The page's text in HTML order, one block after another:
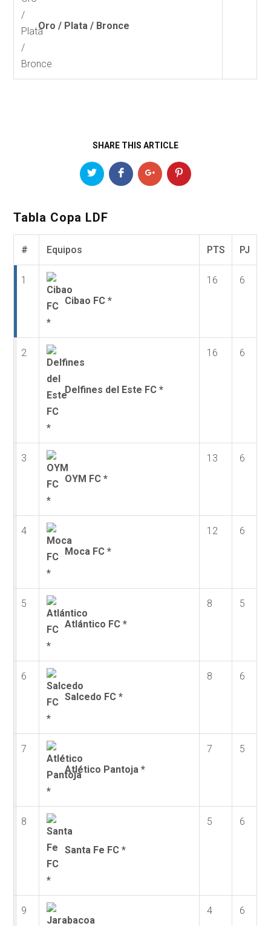
Oro / Plata / Bronce
SHARE THIS ARTICLE
Tabla Copa LDF
# Equipos PTS PJ
1
Cibao FC *
16 6
2
Delfines del Este FC *
16 6
3
OYM FC *
13 6
4
Moca FC *
12 6
5
Atlántico FC *
8 5
6
Salcedo FC *
8 6
7
Atlético Pantoja *
7 5
8
Santa Fe FC *
5 6
9
4 6